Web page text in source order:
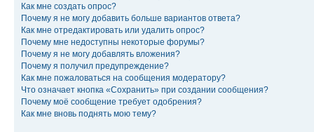
Как мне создать опрос?
Почему я не могу добавить больше вариантов ответа?
Как мне отредактировать или удалить опрос?
Почему мне недоступны некоторые форумы?
Почему я не могу добавлять вложения?
Почему я получил предупреждение?
Как мне пожаловаться на сообщения модератору?
Что означает кнопка «Сохранить» при создании сообщения?
Почему моё сообщение требует одобрения?
Как мне вновь поднять мою тему?